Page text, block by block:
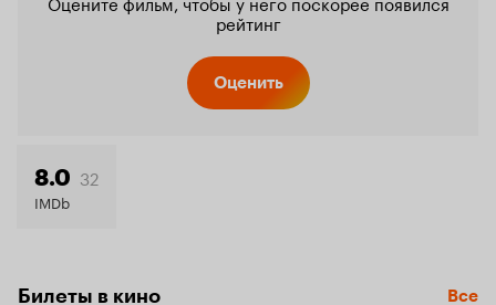
рейтинг
Оценить
8.0 32
IMDb
Билеты в кино Все